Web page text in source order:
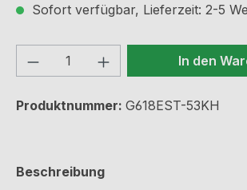
Sofort verfügbar, Lieferzeit: 2-5
Produkt Anzahl: Gib den
In den
Produktnummer: G618EST-53KH
Beschreibung